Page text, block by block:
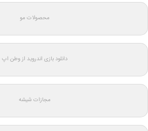
محصولات مو
دانلود بازی اندروید از وطن اپ
مجازات شیشه